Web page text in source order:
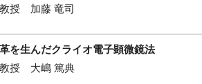
教授 加藤 竜司
を生んだクライオ電子顕微鏡法
教授 大嶋 篤典